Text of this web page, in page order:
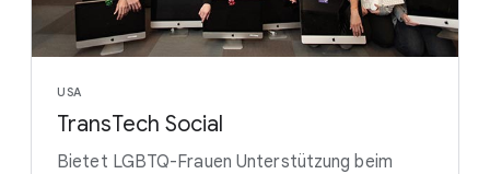
USA
TransTech Social
Bietet LGBTQ-Frauen Unterstützung beim